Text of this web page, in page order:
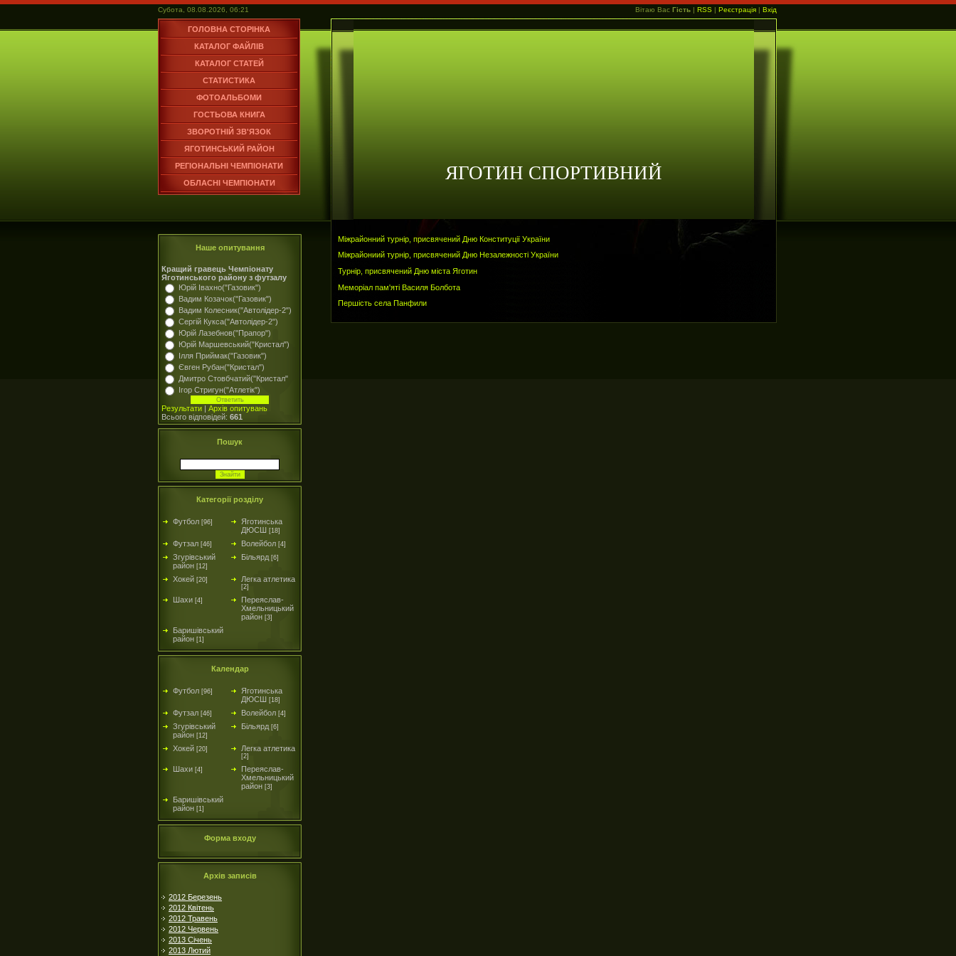
Субота, 08.08.2026, 06:21 Вітаю Вас Гість | RSS | Реєстрація | Вхід
ГОЛОВНА СТОРІНКА
КАТАЛОГ ФАЙЛІВ
КАТАЛОГ СТАТЕЙ
СТАТИСТИКА
ФОТОАЛЬБОМИ
ГОСТЬОВА КНИГА
ЗВОРОТНІЙ ЗВ'ЯЗОК
ЯГОТИНСЬКИЙ РАЙОН
РЕГІОНАЛЬНІ ЧЕМПІОНАТИ
ОБЛАСНІ ЧЕМПІОНАТИ
ЯГОТИН СПОРТИВНИЙ
Наше опитування
Кращий гравець Чемпіонату
Яготинського району з футзалу
Юрій Івахно("Газовик")
Вадим Козачок("Газовик")
Вадим Колесник("Автолідер-2")
Сергій Кукса("Автолідер-2")
Юрій Лазебнов("Прапор")
Юрій Маршевський("Кристал")
Ілля Приймак("Газовик")
Євген Рубан("Кристал")
Дмитро Стовбчатий("Кристал"
Ігор Стригун("Атлетік")
Результати | Архів опитувань
Всього відповідей: 661
Пошук
Категорії розділу
Футбол [96]
Яготинська
ДЮСШ [18]
Футзал [46] Волейбол [4]
Згурівський
район [12]
Більярд [6]
Хокей [20] Легка атлетика
[2]
Шахи [4]
Переяслав-
Хмельницький
район [3]
Баришівський
район [1]
Календар
Футбол [96]
Яготинська
ДЮСШ [18]
Футзал [46] Волейбол [4]
Згурівський
район [12]
Більярд [6]
Хокей [20] Легка атлетика
[2]
Шахи [4]
Переяслав-
Хмельницький
район [3]
Баришівський
район [1]
Форма входу
Архів записів
2012 Березень
2012 Квітень
2012 Травень
2012 Червень
2013 Січень
2013 Лютий
Міжрайонний турнір, присвячений Дню Конституції України
Міжрайониий турнір, присвячений Дню Незалежності України
Турнір, присвячений Дню міста Яготин
Меморіал пам'яті Василя Болбота
Першість села Панфили